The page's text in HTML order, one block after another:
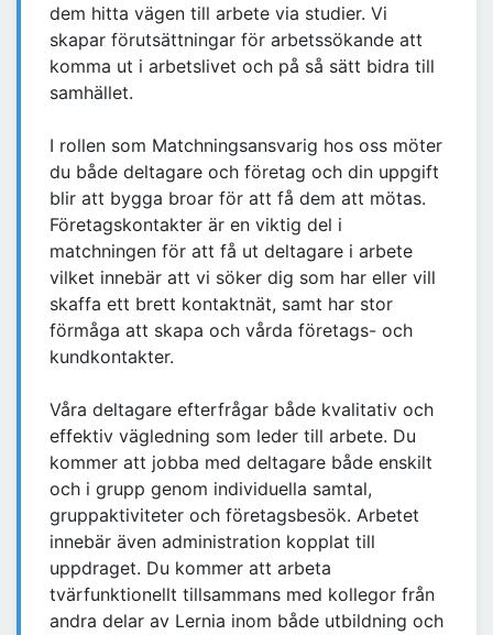
dem hitta vägen till arbete via studier. Vi
skapar förutsättningar för arbetssökande att
komma ut i arbetslivet och på så sätt bidra till
samhället.
I rollen som Matchningsansvarig hos oss möter
du både deltagare och företag och din uppgift
blir att bygga broar för att få dem att mötas.
Företagskontakter är en viktig del i
matchningen för att få ut deltagare i arbete
vilket innebär att vi söker dig som har eller vill
skaffa ett brett kontaktnät, samt har stor
förmåga att skapa och vårda företags- och
kundkontakter.
Våra deltagare efterfrågar både kvalitativ och
effektiv vägledning som leder till arbete. Du
kommer att jobba med deltagare både enskilt
och i grupp genom individuella samtal,
gruppaktiviteter och företagsbesök. Arbetet
innebär även administration kopplat till
uppdraget. Du kommer att arbeta
tvärfunktionellt tillsammans med kollegor från
andra delar av Lernia inom både utbildning och